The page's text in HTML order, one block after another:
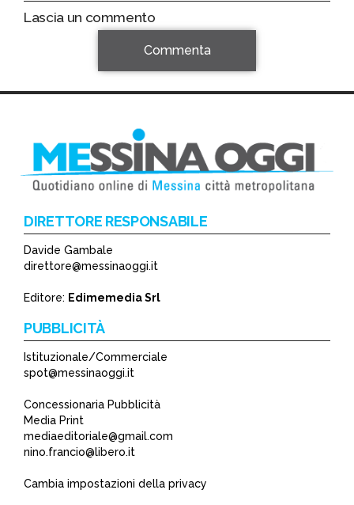
Lascia un commento
*
Commenta
DIRETTORE RESPONSABILE
Davide Gambale
direttore@messinaoggi.it
Editore: Edimemedia Srl
PUBBLICITÀ
Istituzionale/Commerciale
spot@messinaoggi.it
Concessionaria Pubblicità
Media Print
mediaeditoriale@gmail.com
nino.francio@libero.it
Cambia impostazioni della privacy